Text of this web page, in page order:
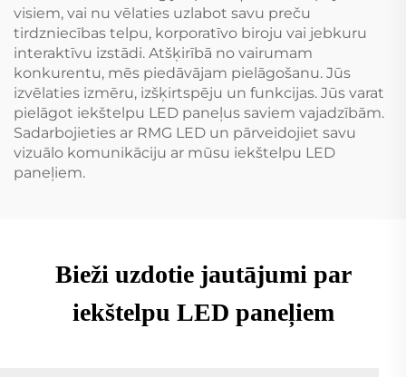
visiem, vai nu vēlaties uzlabot savu preču
tirdzniecības telpu, korporatīvo biroju vai jebkuru
interaktīvu izstādi. Atšķirībā no vairumam
konkurentu, mēs piedāvājam pielāgošanu. Jūs
izvēlaties izmēru, izšķirtspēju un funkcijas. Jūs varat
pielāgot iekštelpu LED paneļus saviem vajadzībām.
Sadarbojieties ar RMG LED un pārveidojiet savu
vizuālo komunikāciju ar mūsu iekštelpu LED
paneļiem.
Bieži uzdotie jautājumi par
iekštelpu LED paneļiem